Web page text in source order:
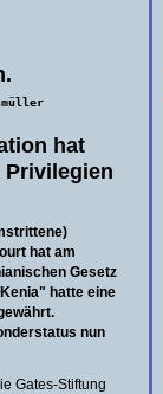
hat
hat am
Gesetz
hatte eine
nun
Gates-Stiftung